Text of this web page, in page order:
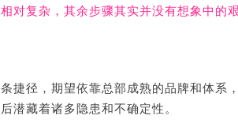
对复杂，其余步骤其实并没有想象中的
捷径，期望依靠总部成熟的品牌和体系
潜藏着诸多隐患和不确定性。